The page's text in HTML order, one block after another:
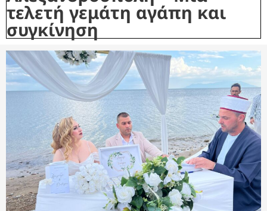
τελετή γεμάτη αγάπη και
συγκίνηση